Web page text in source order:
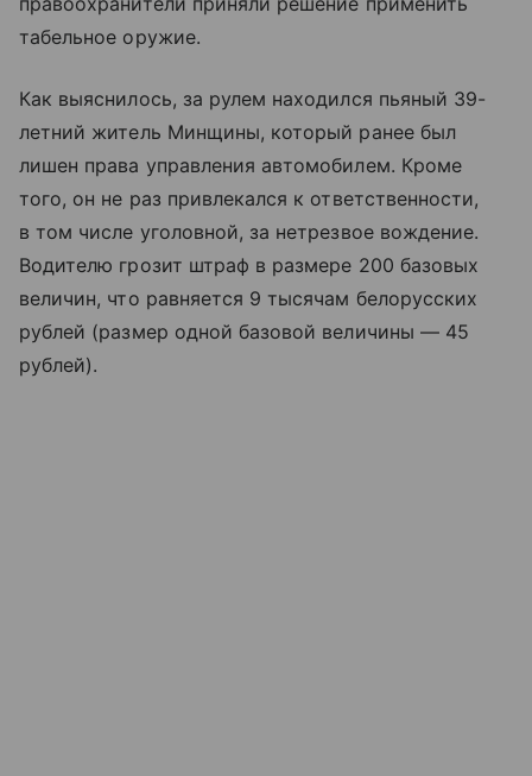
табельное оружие.
Как выяснилось, за рулем находился пьяный 39-
летний житель Минщины, который ранее был
лишен права управления автомобилем. Кроме
того, он не раз привлекался к ответственности,
в том числе уголовной, за нетрезвое вождение.
Водителю грозит штраф в размере 200 базовых
величин, что равняется 9 тысячам белорусских
рублей (размер одной базовой величины — 45
рублей).